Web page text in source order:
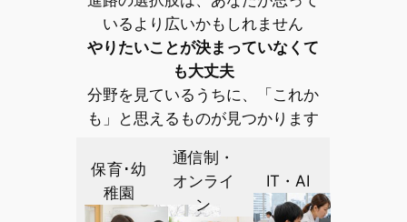
いるより広いかもしれません
やりたいことが決まっていなくて
も大丈夫
分野を見ているうちに、「これか
も」と思えるものが見つかります
保育･幼
稚園
通信制・
オンライ
ン
IT・AI